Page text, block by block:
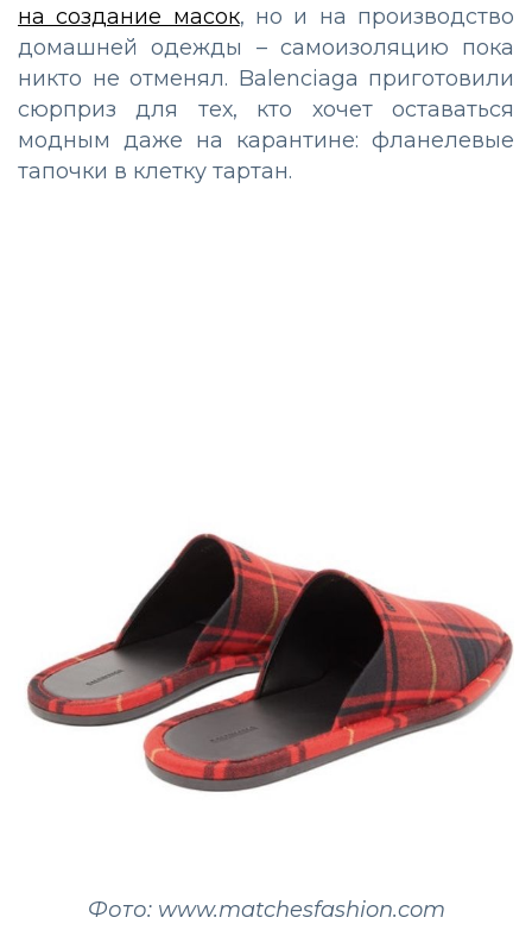
на создание масок, но и на производство
домашней одежды – самоизоляцию пока
никто не отменял. Balenciaga приготовили
сюрприз для тех, кто хочет оставаться
модным даже на карантине: фланелевые
тапочки в клетку тартан.
Фото: www.matchesfashion.com